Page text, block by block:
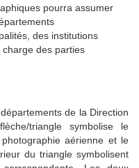
pourra assumer
des institutions
des parties
de la Direction
triangle symbolise le
aérienne et le
du triangle symbolisent